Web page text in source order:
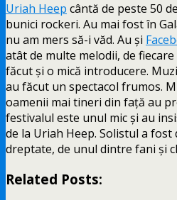
Uriah Heep cântă de peste 50
bunici rockeri. Au mai fost în
nu am mers să-i văd. Au și
atât de multe melodii, de
făcut și o mică introducere.
au făcut un spectacol frumos.
oamenii mai tineri din față au
festivalul este unul mic și au
de la Uriah Heep. Solistul a
dreptate, de unul dintre fani și
Related Posts: